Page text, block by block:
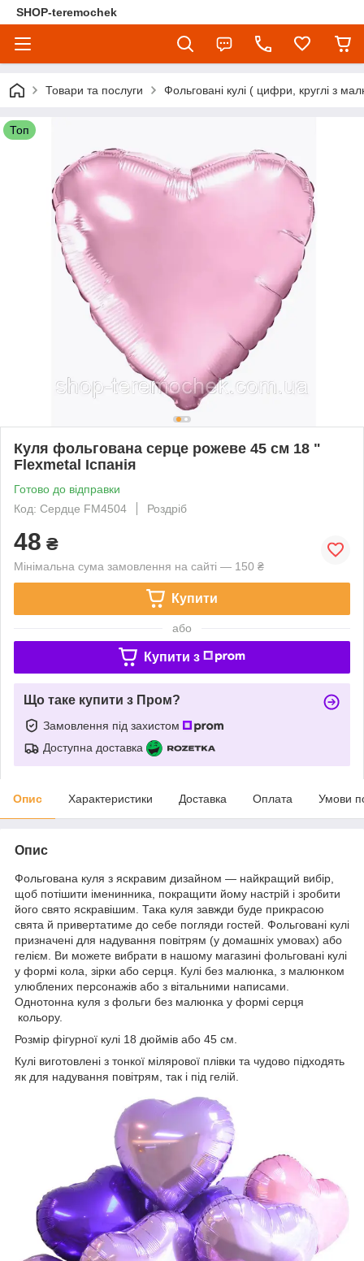
SHOP-teremochek
Товари та послуги Фольговані кулі ( цифри, круглі з
Топ
Куля фольгована серце рожеве 45 см 18 "
Flexmetal Іспанія
Готово до відправки
Код: Сердце FM4504
Роздріб
48 ₴
Мінімальна сума замовлення на сайті — 150 ₴
Купити
або
Купити з
Що таке купити з Пром?
Замовлення під захистом
Доступна доставка
Опис Характеристики Доставка Оплата Умови
Опис
Фольгована куля з яскравим дизайном — найкращий вибір,
щоб потішити іменинника, покращити йому настрій і зробити
його свято яскравішим. Така куля завжди буде прикрасою
свята й привертатиме до себе погляди гостей. Фольговані кулі
призначені для надування повітрям (у домашніх умовах) або
гелієм. Ви можете вибрати в нашому магазині фольговані кулі
у формі кола, зірки або серця. Кулі без малюнка, з малюнком
улюблених персонажів або з вітальними написами.
Однотонна куля з фольги без малюнка у формі серця
кольору.
Розмір фігурної кулі 18 дюймів або 45 см.
Кулі виготовлені з тонкої мілярової плівки та чудово підходять
як для надування повітрям, так і під гелій.